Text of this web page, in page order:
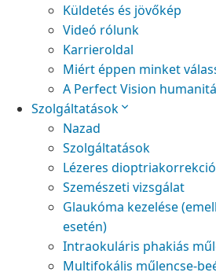
Küldetés és jövőkép
Videó rólunk
Karrieroldal
Miért éppen minket
A Perfect Vision
Szolgáltatások
Nazad
Szolgáltatások
Lézeres dioptriakorrekció
Szemészeti vizsgálat
Glaukóma kezelése
esetén)
Intraokuláris phakiás
Multifokális műlencse-